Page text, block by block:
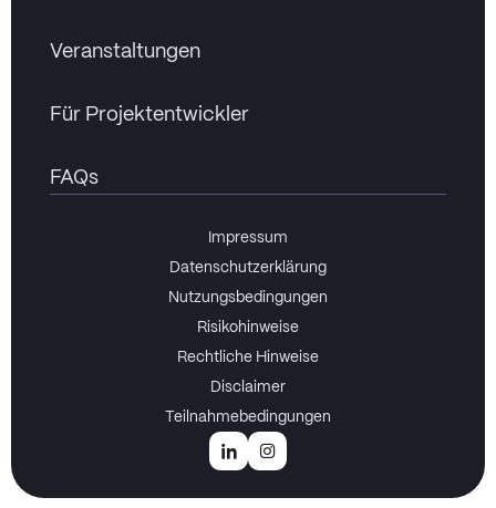
Veranstaltungen
Für Projektentwickler
FAQs
Impressum
Datenschutzerklärung
Nutzungsbedingungen
Risikohinweise
Rechtliche Hinweise
Disclaimer
Teilnahmebedingungen